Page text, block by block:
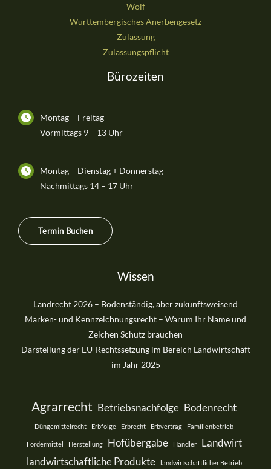
Wolf
Württembergisches Anerbengesetz
Zulassung
Zulassungspflicht
Bürozeiten
Montag – Freitag
Vormittags 9 – 13 Uhr
Montag – Dienstag + Donnerstag
Nachmittags 14 – 17 Uhr
Termin Buchen
Wissen
Landrecht 2026 – Bodenständig, aber zukunftsweisend
Marken- und Kennzeichnungsrecht – Warum Ihr Name und
Zeichen Schutz brauchen
Darstellung der EU-Rechtssetzung im Bereich Landwirtschaft
im Jahr 2025
Agrarrecht Betriebsnachfolge Bodenrecht
Düngemittelrecht Erbfolge Erbrecht Erbvertrag Familienbetrieb
Fördermittel Herstellung Hofübergabe Händler
Landwirt
landwirtschaftliche Produkte
landwirtschaftlicher Betrieb